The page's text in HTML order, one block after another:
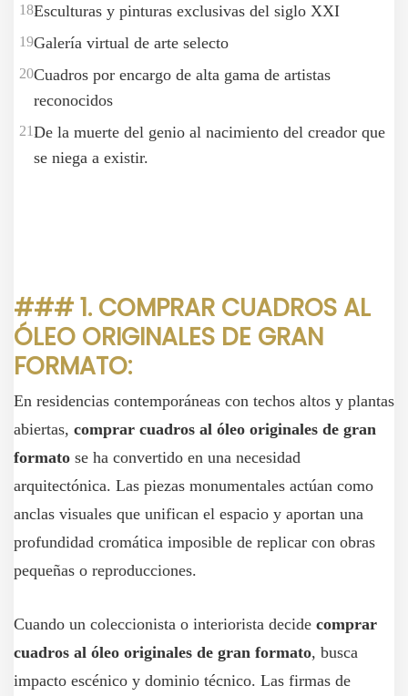
Esculturas y pinturas exclusivas del siglo XXI
Galería virtual de arte selecto
Cuadros por encargo de alta gama de artistas
reconocidos
De la muerte del genio al nacimiento del creador que
se niega a existir.
### 1. COMPRAR CUADROS AL
ÓLEO ORIGINALES DE GRAN
FORMATO:
En residencias contemporáneas con techos altos y plantas
abiertas, comprar cuadros al óleo originales de gran
formato se ha convertido en una necesidad
arquitectónica. Las piezas monumentales actúan como
anclas visuales que unifican el espacio y aportan una
profundidad cromática imposible de replicar con obras
pequeñas o reproducciones.
Cuando un coleccionista o interiorista decide comprar
cuadros al óleo originales de gran formato, busca
impacto escénico y dominio técnico. Las firmas de